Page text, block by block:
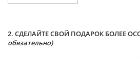
2. СДЕЛАЙТЕ СВОЙ ПОДАРОК БОЛЕЕ
обязательно)